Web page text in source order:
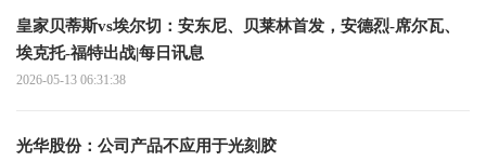
皇家贝蒂斯vs埃尔切：安东尼、贝莱林首发，安德烈-席尔瓦、
埃克托-福特出战|每日讯息
2026-05-13 06:31:38
光华股份：公司产品不应用于光刻胶